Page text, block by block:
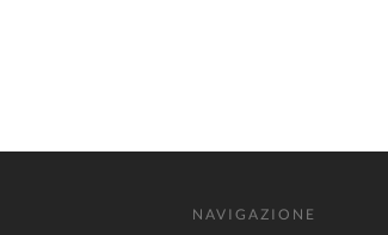
NAVIGAZIONE